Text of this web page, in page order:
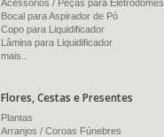
Acessórios / Peças para
Bocal para Aspirador de Pó
Copo para Liquidificador
Lâmina para Liquidificador
mais..
Flores, Cestas e Presentes
Plantas
Arranjos / Coroas Fúnebres